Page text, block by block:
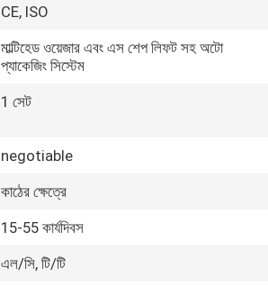
CE, ISO
মাল্টিহেড ওয়েজার এবং এস শেপ লিফট সহ অটো
প্যাকেজিং সিস্টেম
1 সেট
negotiable
কাঠের ক্ষেত্রে
15-55 কার্যদিবস
এল/সি, টি/টি